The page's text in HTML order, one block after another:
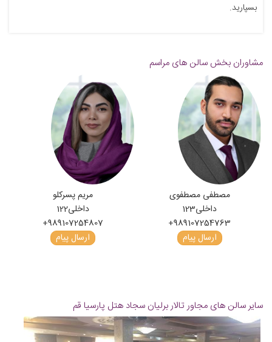
بسپارید.
مشاوران بخش سالن های مراسم
مصطفی مصطفوی
داخلی123
+989107254763
ارسال پیام
مریم پسرکلو
داخلی122
+989107254807
ارسال پیام
سایر سالن های مجاور تالار برلیان سجاد هتل پارسیا قم